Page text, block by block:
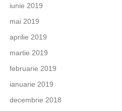
iunie 2019
mai 2019
aprilie 2019
martie 2019
februarie 2019
ianuarie 2019
decembrie 2018